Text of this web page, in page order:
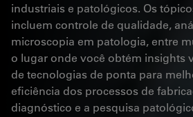
industriais e patológicos. Os
incluem controle de qualidade,
microscopia em patologia, entre
o lugar onde você obtém insights
de tecnologias de ponta para
eficiência dos processos de
diagnóstico e a pesquisa